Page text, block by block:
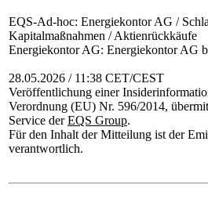
EQS-Ad-hoc: Energiekontor AG /
Kapitalmaßnahmen / Aktienrückkäufe
Energiekontor AG: Energiekontor AG
28.05.2026 / 11:38 CET/CEST
Veröffentlichung einer
Verordnung (EU) Nr. 596/2014,
Service derEQS Group.
Für den Inhalt der Mitteilung ist der
verantwortlich.